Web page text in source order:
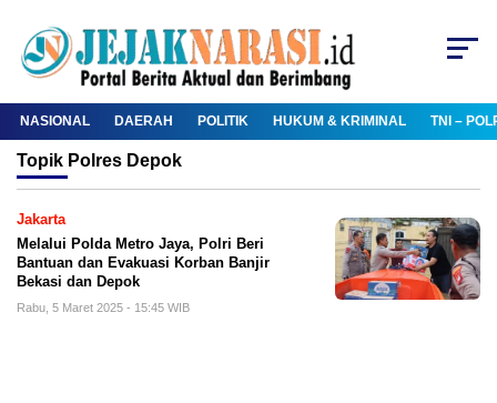
NASIONAL DAERAH POLITIK HUKUM & KRIMINAL TNI –
Topik Polres Depok
Jakarta
Melalui Polda Metro Jaya, Polri Beri
Bantuan dan Evakuasi Korban Banjir
Bekasi dan Depok
Rabu, 5 Maret 2025 - 15:45 WIB